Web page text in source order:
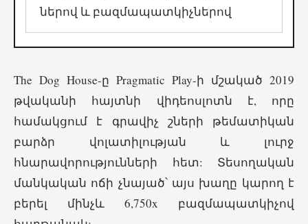
ներով և բազմապատկիչներով
The Dog House-ը Pragmatic Play-ի մշակած 2019
թվականի հայտնի վիդեոսլոտն է, որը
համակցում է գրավիչ շների թեմատիկան
բարձր վոլատիլության և լուրջ
հնարավորությունների հետ: Տեսողական
մանկական ոճի չնայած՝ այս խաղը կարող է
բերել մինչև 6,750x բազմապատկիչով